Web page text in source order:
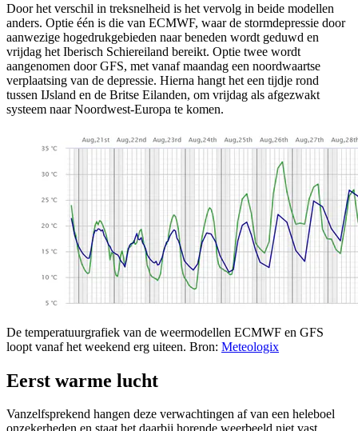
Door het verschil in treksnelheid is het vervolg in beide modellen
anders. Optie één is die van ECMWF, waar de stormdepressie door
aanwezige hogedrukgebieden naar beneden wordt geduwd en
vrijdag het Iberisch Schiereiland bereikt. Optie twee wordt
aangenomen door GFS, met vanaf maandag een noordwaartse
verplaatsing van de depressie. Hierna hangt het een tijdje rond
tussen IJsland en de Britse Eilanden, om vrijdag als afgezwakt
systeem naar Noordwest-Europa te komen.
De temperatuurgrafiek van de weermodellen ECMWF en GFS
loopt vanaf het weekend erg uiteen. Bron: Meteologix
Eerst warme lucht
Vanzelfsprekend hangen deze verwachtingen af van een heleboel